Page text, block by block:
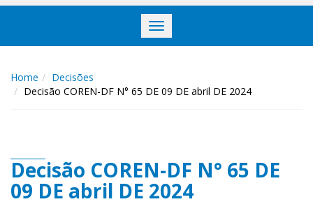
Toggle
navigation
Home
Decisões
Decisão COREN-DF N° 65 DE 09 DE abril DE 2024
Decisão COREN-DF N° 65 DE
09 DE abril DE 2024